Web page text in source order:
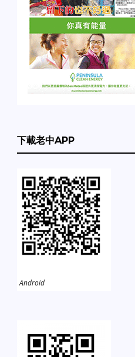
下載老中APP
Android